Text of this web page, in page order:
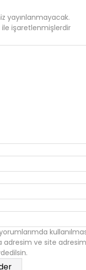
yayınlanmayacak.
ile işaretlenmişlerdir
adresim ve site